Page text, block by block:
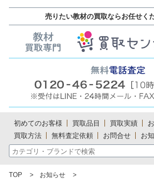
売りたい教材の買取ならお任せく
初めてのお客様 買取品目 買取実績
買取方法
無料査定依頼 お問合せ お
TOP
お知らせ